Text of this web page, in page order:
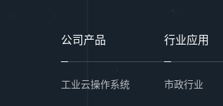
公司产品
工业云操作系统
行业应用
市政行业